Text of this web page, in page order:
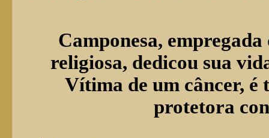
Camponesa,
religiosa, dedicou sua
Vítima de um câncer, é
protetora